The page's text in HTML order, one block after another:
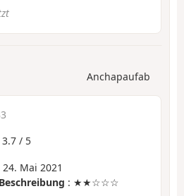
Anchapaufab
3.7 / 5
24. Mai 2021
: ★★☆☆☆